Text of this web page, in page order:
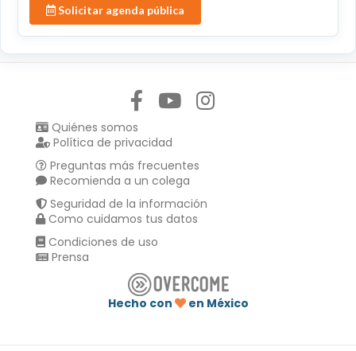
Solicitar agenda pública
Quiénes somos
Política de privacidad
Preguntas más frecuentes
Recomienda a un colega
Seguridad de la información
Como cuidamos tus datos
Condiciones de uso
Prensa
Hecho con
en México